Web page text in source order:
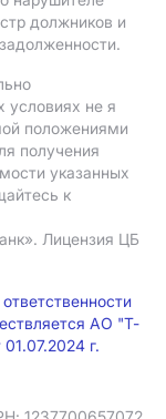
должников и
условиях не я
положениями
получения
указанных
к
Лицензия ЦБ
АО "Т-
г.